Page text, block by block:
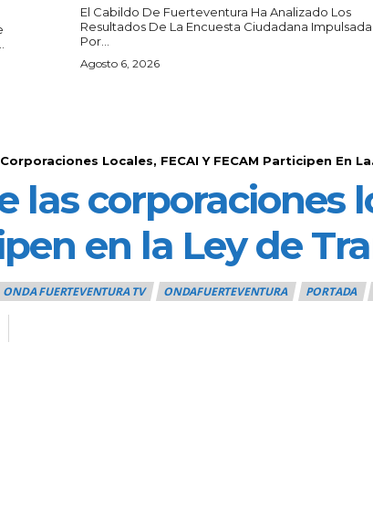
El Cabildo De Fuerteventura Ha Analizado Los
Resultados De La Encuesta Ciudadana Impulsada
Por...
Agosto 6, 2026